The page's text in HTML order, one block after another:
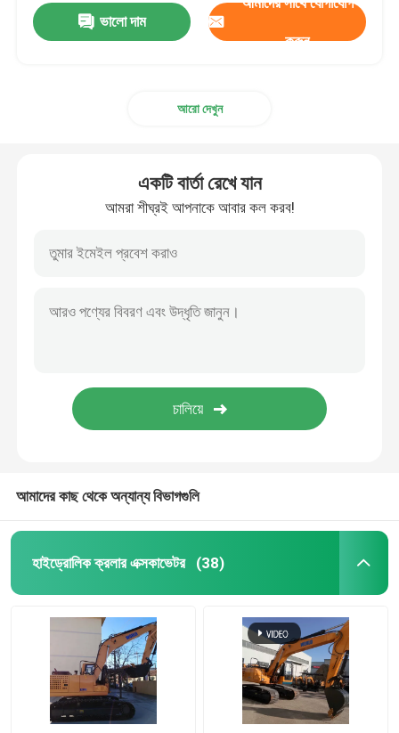
ভালো দাম
করুন
আরো দেখুন
একটি বার্তা রেখে যান
আমরা শীঘ্রই আপনাকে আবার কল করব!
আমাদের কাছ থেকে অন্যান্য বিভাগগুলি
হাইড্রোলিক ক্রলার এক্সকাভেটর (38)